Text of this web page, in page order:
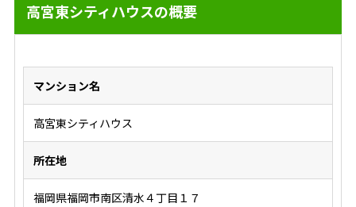
高宮東シティハウスの概要
マンション名
高宮東シティハウス
所在地
福岡県福岡市南区清水４丁目１７